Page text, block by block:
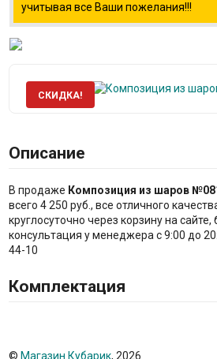
учитывая все Ваши пожелания!!!
СКИДКА!
Описание
В продаже Композиция из шаров
всего 4 250 руб., все отличного
круглосуточно через корзину на сайте,
консультация у менеджера с 9:00 до
44-10
Комплектация
© Магазин Кубарик, 2026